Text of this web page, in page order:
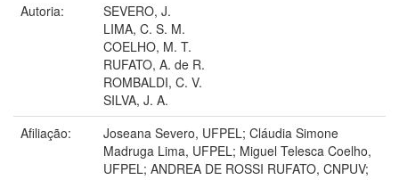
Autoria:
SEVERO, J.
LIMA, C. S. M.
COELHO, M. T.
RUFATO, A. de R.
ROMBALDI, C. V.
SILVA, J. A.
Afiliação:
Joseana Severo, UFPEL; Cláudia Simone
Madruga Lima, UFPEL; Miguel Telesca Coelho,
UFPEL; ANDREA DE ROSSI RUFATO, CNPUV;